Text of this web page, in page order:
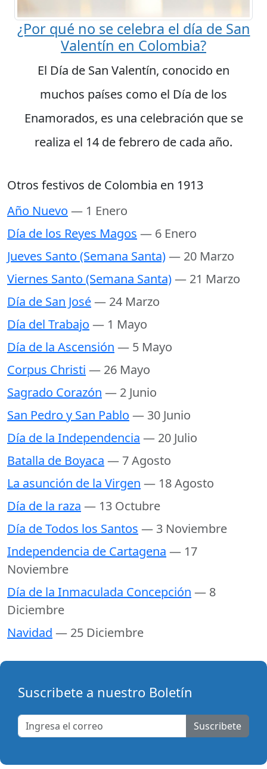
¿Por qué no se celebra el día de San
Valentín en Colombia?
El Día de San Valentín, conocido en
muchos países como el Día de los
Enamorados, es una celebración que se
realiza el 14 de febrero de cada año.
Otros festivos de Colombia en 1913
Año Nuevo — 1 Enero
Día de los Reyes Magos — 6 Enero
Jueves Santo (Semana Santa)— 20 Marzo
Viernes Santo (Semana Santa)— 21 Marzo
Día de San José— 24 Marzo
Día del Trabajo — 1 Mayo
Día de la Ascensión — 5 Mayo
Corpus Christi — 26 Mayo
Sagrado Corazón — 2 Junio
San Pedro y San Pablo — 30 Junio
Día de la Independencia — 20 Julio
Batalla de Boyaca — 7 Agosto
La asunción de la Virgen — 18 Agosto
Día de la raza — 13 Octubre
Día de Todos los Santos — 3 Noviembre
Independencia de Cartagena — 17
Noviembre
Día de la Inmaculada Concepción — 8
Diciembre
Navidad — 25 Diciembre
Suscribete a nuestro Boletín
Suscribete